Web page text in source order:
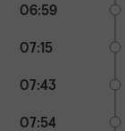
06:59
07:15
07:43
07:54